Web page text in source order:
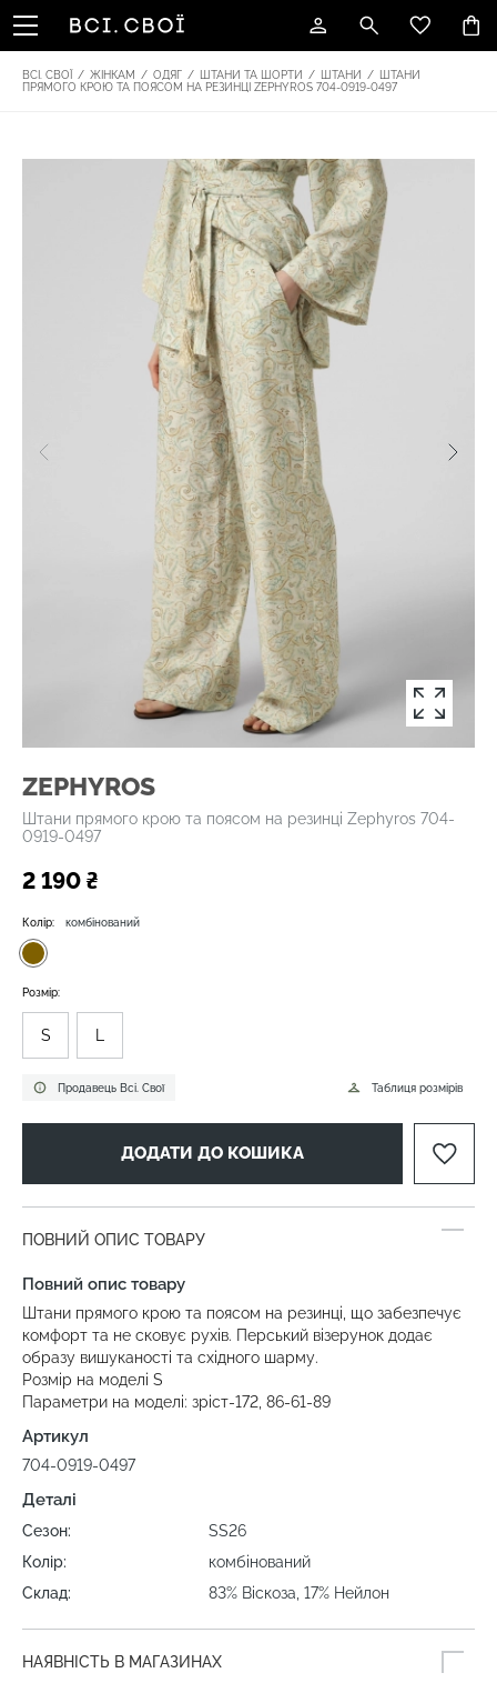
ВСІ. СВОЇ / ЖІНКАМ / ОДЯГ / ШТАНИ ТА ШОРТИ / ШТАНИ /
ШТАНИ
ПРЯМОГО КРОЮ ТА ПОЯСОМ НА РЕЗИНЦІ ZEPHYROS 704-0919-0497
ZEPHYROS
Штани прямого крою та поясом на резинці Zephyros 704-
0919-0497
2 190 ₴
Продавець Всі. Свої
Колір: комбінований
Таблиця розмірів
Розмір:
S L
ДОДАТИ ДО КОШИКА
ПОВНИЙ ОПИС ТОВАРУ
Повний опис товару
Штани прямого крою та поясом на резинці, що забезпечує
комфорт та не сковує рухів. Перський візерунок додає
образу вишуканості та східного шарму.
Розмір на моделі S
Параметри на моделі: зріст-172, 86-61-89
Артикул
704-0919-0497
Деталі
Сезон:
SS26
Колір:
комбінований
Склад:
83% Віскоза, 17% Нейлон
НАЯВНІСТЬ В МАГАЗИНАХ